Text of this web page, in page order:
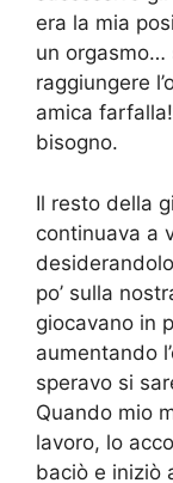
era la mia
un orgasmo…
raggiungere
amica
bisogno.
Il resto della
continuava a
po’ sulla
giocavano in
aumentando
speravo si
Quando mio
lavoro, lo
baciò e iniziò